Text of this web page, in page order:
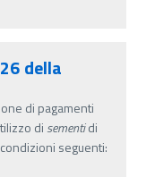
della
di pagamenti
di sementidi
seguenti: